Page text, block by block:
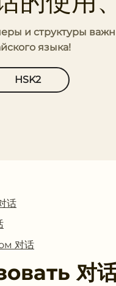
и структуры
языка!
HSK2
话
对话
对